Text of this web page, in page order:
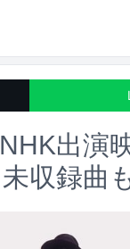
出演
収録曲